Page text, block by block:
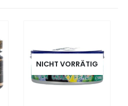
NICHT VORRÄTIG